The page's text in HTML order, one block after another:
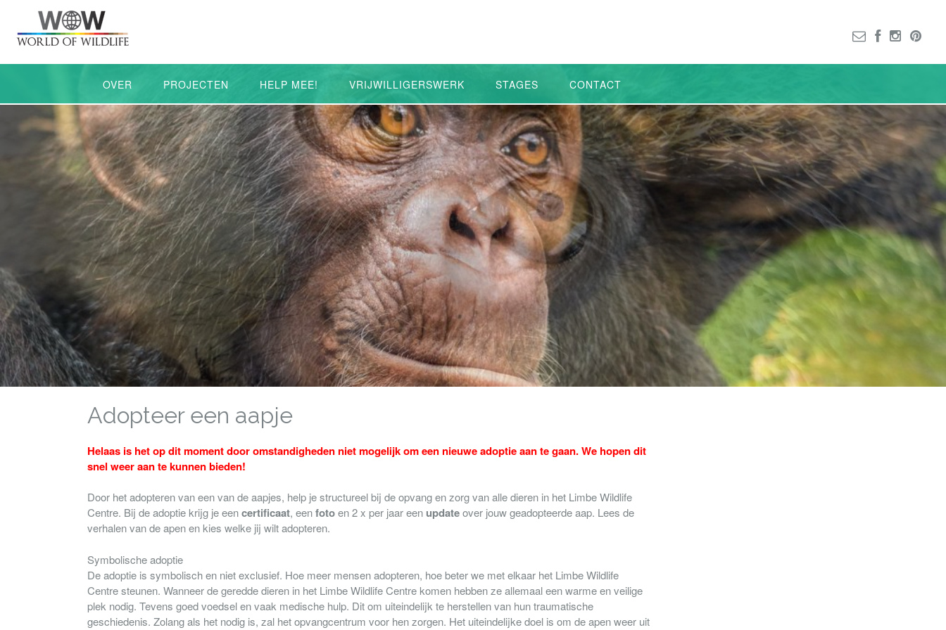
OVER PROJECTEN HELP MEE! VRIJWILLIGERSWERK STAGES CONTACT
Adopteer een aapje
Helaas is het op dit moment door omstandigheden niet mogelijk om een nieuwe adoptie aan te gaan. We hopen dit
snel weer aan te kunnen bieden!
Door het adopteren van een van de aapjes, help je structureel bij de opvang en zorg van alle dieren in het Limbe Wildlife
Centre. Bij de adoptie krijg je eencertificaat, eenfotoen 2 x per jaar een updateover jouw geadopteerde aap. Lees de
verhalen van de apen en kies welke jij wilt adopteren.
Symbolische adoptie
De adoptie is symbolisch en niet exclusief. Hoe meer mensen adopteren, hoe beter we met elkaar het Limbe Wildlife
Centre steunen. Wanneer de geredde dieren in het Limbe Wildlife Centre komen hebben ze allemaal een warme en veilige
plek nodig. Tevens goed voedsel en vaak medische hulp. Dit om uiteindelijk te herstellen van hun traumatische
geschiedenis. Zolang als het nodig is, zal het opvangcentrum voor hen zorgen. Het uiteindelijke doel is om de apen weer uit